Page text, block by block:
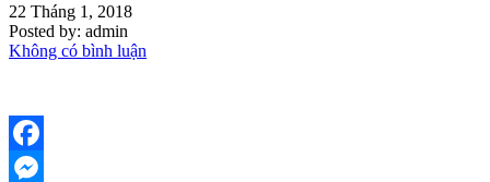
22 Tháng 1, 2018
Posted by: admin
Không có bình luận
Facebook